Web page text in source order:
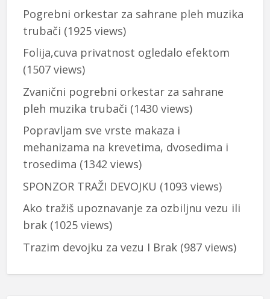
Pogrebni orkestar za sahrane pleh muzika
trubači (1925 views)
Folija,cuva privatnost ogledalo efektom
(1507 views)
Zvanični pogrebni orkestar za sahrane
pleh muzika trubači (1430 views)
Popravljam sve vrste makaza i
mehanizama na krevetima, dvosedima i
trosedima (1342 views)
SPONZOR TRAŽI DEVOJKU (1093 views)
Ako tražiš upoznavanje za ozbiljnu vezu ili
brak(1025 views)
Trazim devojku za vezu I Brak(987 views)